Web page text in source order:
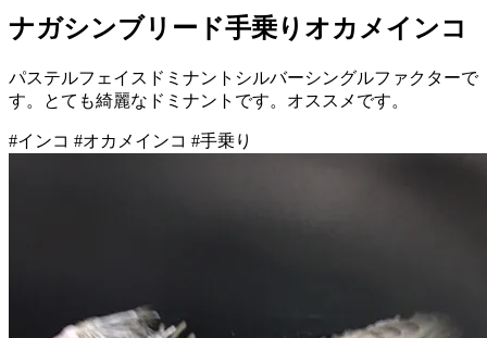
ナガシンブリード手乗りオカメインコ
パステルフェイスドミナントシルバーシングルファクターで
す。とても綺麗なドミナントです。オススメです。
#インコ #オカメインコ #手乗り